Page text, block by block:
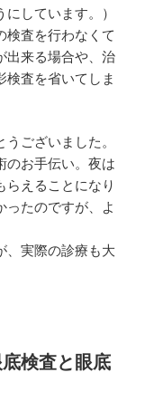
しています。）
検査を行わなくて
出来る場合や、治
検査を省いてしま
ございました。
のお手伝い。夜は
らえることになり
ったのですが、よ
、実際の診療も大
検査と眼底